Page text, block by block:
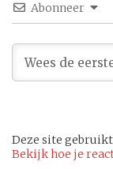
Abonneer
Deze site
Bekijk hoe je